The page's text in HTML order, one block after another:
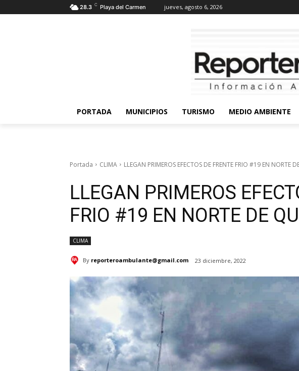
28.3 C Playa del Carmen jueves, agosto 6, 2026
PORTADA MUNICIPIOS TURISMO MEDIO AMBIENTE
Portada CLIMA LLEGAN PRIMEROS EFECTOS DE FRENTE FRIO #19 EN NORTE
LLEGAN PRIMEROS
FRIO #19 EN NORTE DE
CLIMA
By reporteroambulante@gmail.com 23 diciembre, 2022